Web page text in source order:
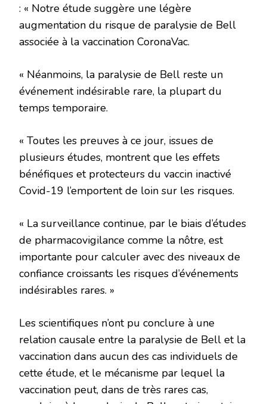
: « Notre étude suggère une légère
augmentation du risque de paralysie de Bell
associée à la vaccination CoronaVac.
« Néanmoins, la paralysie de Bell reste un
événement indésirable rare, la plupart du
temps temporaire.
« Toutes les preuves à ce jour, issues de
plusieurs études, montrent que les effets
bénéfiques et protecteurs du vaccin inactivé
Covid-19 l’emportent de loin sur les risques.
« La surveillance continue, par le biais d’études
de pharmacovigilance comme la nôtre, est
importante pour calculer avec des niveaux de
confiance croissants les risques d’événements
indésirables rares. »
Les scientifiques n’ont pu conclure à une
relation causale entre la paralysie de Bell et la
vaccination dans aucun des cas individuels de
cette étude, et le mécanisme par lequel la
vaccination peut, dans de très rares cas,